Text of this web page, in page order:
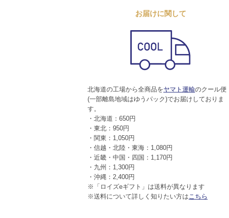
お届けに関して
北海道の工場から全商品をヤマト運輸のクール便
(一部離島地域はゆうパック)でお届けしておりま
す。
・北海道：650円
・東北：950円
・関東：1,050円
・信越・北陸・東海：1,080円
・近畿・中国・四国：1,170円
・九州：1,300円
・沖縄：2,400円
※「ロイズeギフト」は送料が異なります
※送料について詳しく知りたい方はこちら